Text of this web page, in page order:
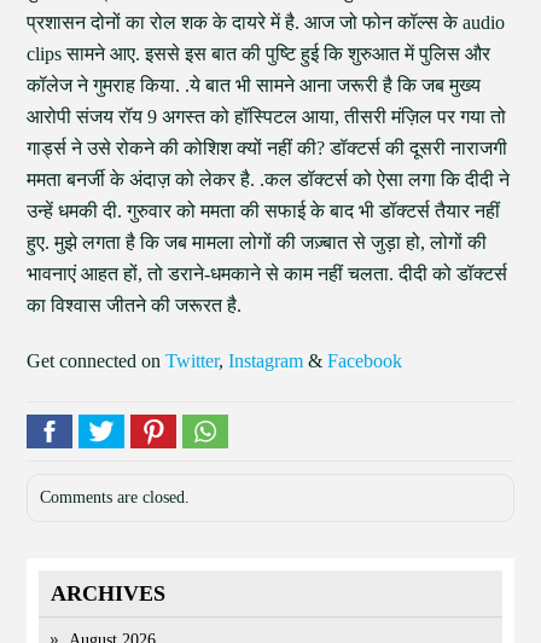
प्रशासन दोनों का रोल शक के दायरे में है. आज जो फोन कॉल्स के audio
clips सामने आए. इससे इस बात की पुष्टि हुई कि शुरुआत में पुलिस और
कॉलेज ने गुमराह किया. .ये बात भी सामने आना जरूरी है कि जब मुख्य
आरोपी संजय रॉय 9 अगस्त को हॉस्पिटल आया, तीसरी मंज़िल पर गया तो
गार्ड्स ने उसे रोकने की कोशिश क्यों नहीं की? डॉक्टर्स की दूसरी नाराजगी
ममता बनर्जी के अंदाज़ को लेकर है. .कल डॉक्टर्स को ऐसा लगा कि दीदी ने
उन्हें धमकी दी. गुरुवार को ममता की सफाई के बाद भी डॉक्टर्स तैयार नहीं
हुए. मुझे लगता है कि जब मामला लोगों की जज़्बात से जुड़ा हो, लोगों की
भावनाएं आहत हों, तो डराने-धमकाने से काम नहीं चलता. दीदी को डॉक्टर्स
का विश्वास जीतने की जरूरत है.
Get connected onTwitter,Instagram &Facebook
Comments are closed.
ARCHIVES